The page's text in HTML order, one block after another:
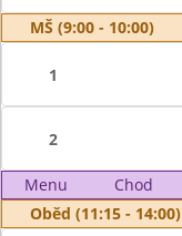
MŠ (9:00 - 10:00)
1
2
Menu Chod
Oběd (11:15 - 14:00)